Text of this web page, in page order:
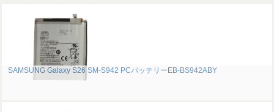
SAMSUNG Galaxy S26 SM-S942 PCバッテリーEB-BS942ABY